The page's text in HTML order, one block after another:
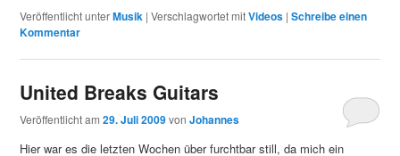
Veröffentlicht unterMusik |Verschlagwortet mitVideos |Schreibe einen
Kommentar
United Breaks Guitars
Veröffentlicht am29. Juli 2009vonJohannes
Hier war es die letzten Wochen über furchtbar still, da mich ein